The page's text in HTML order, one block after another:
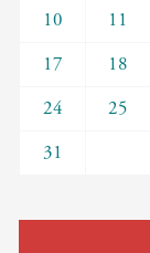
10
11
17
18
24
25
31